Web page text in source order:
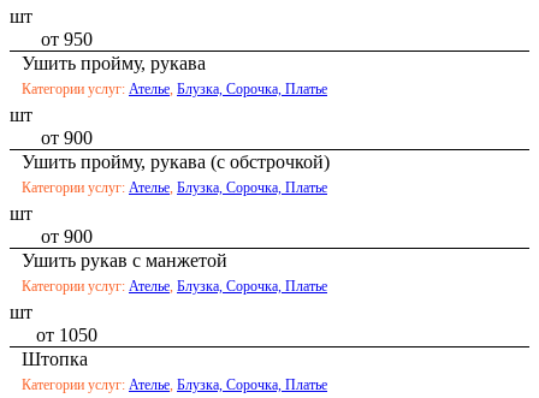
шт
от 950
Ушить пройму, рукава
Категории услуг: Ателье, Блузка, Сорочка, Платье
шт
от 900
Ушить пройму, рукава (с обстрочкой)
Категории услуг: Ателье, Блузка, Сорочка, Платье
шт
от 900
Ушить рукав с манжетой
Категории услуг: Ателье, Блузка, Сорочка, Платье
шт
от 1050
Штопка
Категории услуг: Ателье, Блузка, Сорочка, Платье